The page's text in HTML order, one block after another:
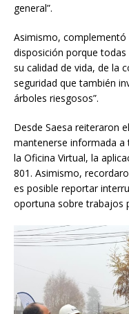
general”.
Asimismo, complementó
disposición porque
su calidad de vida, de la
seguridad que también
árboles riesgosos”.
Desde Saesa reiteraron
mantenerse informada a
la Oficina Virtual, la
801. Asimismo,
es posible reportar
oportuna sobre trabajos